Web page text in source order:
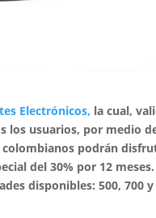
Electrónicos, la cual,
los usuarios, por medio
colombianos podrán
del 30% por 12
disponibles: 500, 700 y